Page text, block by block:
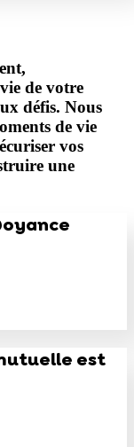
de votre
défis. Nous
de vie
vos
une
est